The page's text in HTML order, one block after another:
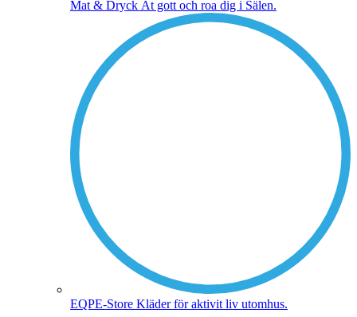
Mat & Dryck Ät gott och roa dig i Sälen.
EQPE-Store Kläder för aktivit liv utomhus.